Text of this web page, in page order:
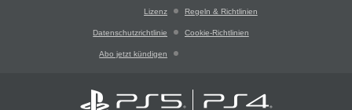
Lizenz Regeln & Richtlinien
Datenschutzrichtlinie Cookie-Richtlinien
Abo jetzt kündigen